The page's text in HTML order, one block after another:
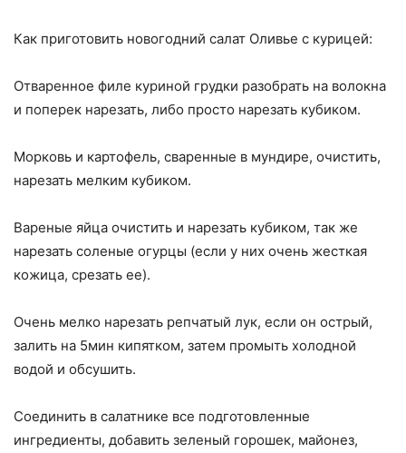
Как приготовить новогодний салат Оливье с курицей:
Отваренное филе куриной грудки разобрать на волокна
и поперек нарезать, либо просто нарезать кубиком.
Морковь и картофель, сваренные в мундире, очистить,
нарезать мелким кубиком.
Вареные яйца очистить и нарезать кубиком, так же
нарезать соленые огурцы (если у них очень жесткая
кожица, срезать ее).
Очень мелко нарезать репчатый лук, если он острый,
залить на 5мин кипятком, затем промыть холодной
водой и обсушить.
Соединить в салатнике все подготовленные
ингредиенты, добавить зеленый горошек, майонез,